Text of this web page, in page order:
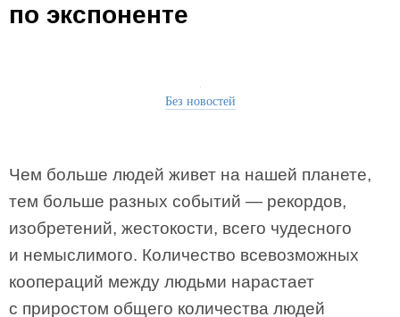
по экспоненте
Без новостей
Чем больше людей живет на нашей планете,
тем больше разных событий — рекордов,
изобретений, жестокости, всего чудесного
и немыслимого. Количество всевозможных
коопераций между людьми нарастает
с приростом общего количества людей